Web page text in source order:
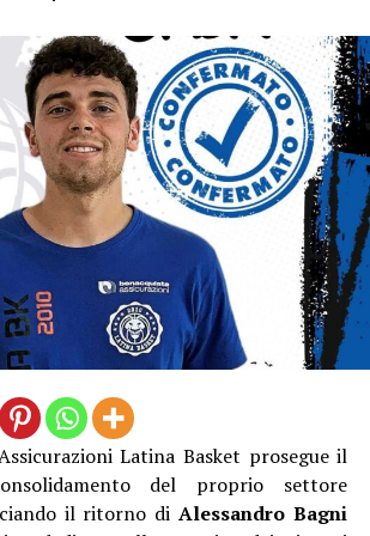
la messa a norma della tribuna
di una nuova tribuna, il
degli spogliatoi, la riqualificazione
la tribuna e un importante
energetico dell’intero
– dichiara il sindaco Lidano
Latina Basket prosegue il
del proprio settore
il ritorno diAlessandro Bagni